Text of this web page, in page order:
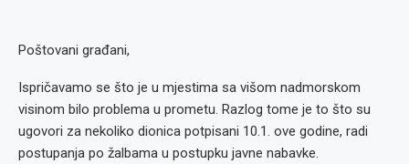
Poštovani građani,
Ispričavamo se što je u mjestima sa višom nadmorskom
visinom bilo problema u prometu. Razlog tome je to što su
ugovori za nekoliko dionica potpisani 10.1. ove godine, radi
postupanja po žalbama u postupku javne nabavke.